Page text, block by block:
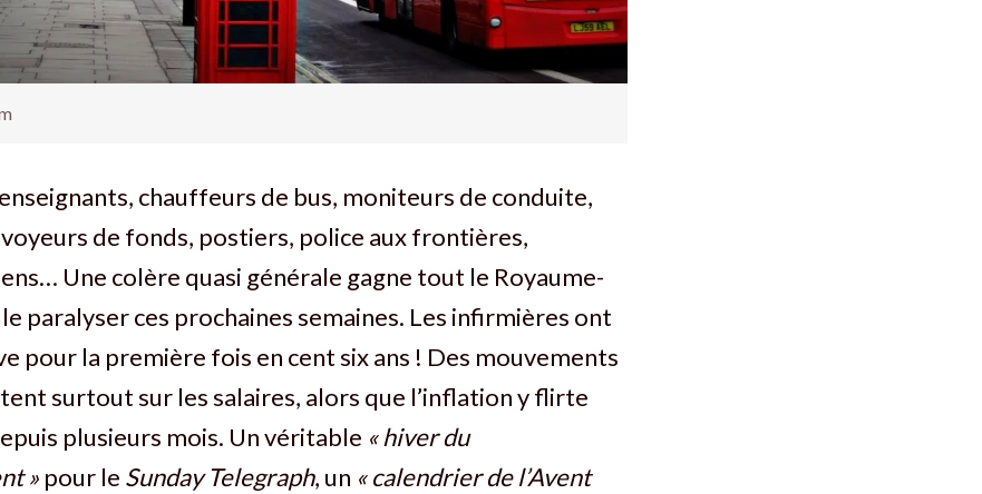
chauffeurs de bus, moniteurs de conduite,
de fonds, postiers, police aux frontières,
Une colère quasi générale gagne tout le Royaume-
paralyser ces prochaines semaines. Les infirmières ont
pour la première fois en cent six ans ! Des mouvements
surtout sur les salaires, alors que l’inflation y flirte
plusieurs mois. Un véritable « hiver du
» pour le Sunday Telegraph, un « calendrier de l’Avent